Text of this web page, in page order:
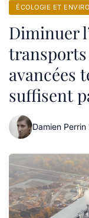
ÉCOLOGIE ET
Diminuer
avancées
suffisent
Damien Perrin·